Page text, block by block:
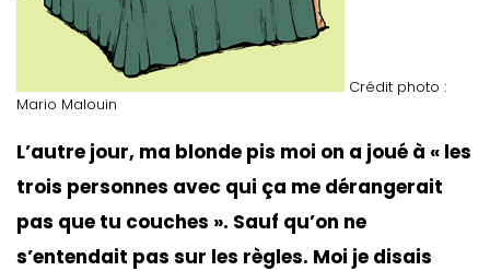
L’autre jour, ma blonde pis moi on a joué à « les
trois personnes avec qui ça me dérangerait
pas que tu couches ». Sauf qu’on ne
s’entendait pas sur les règles. Moi je disais
Crédit photo :
Mario Malouin